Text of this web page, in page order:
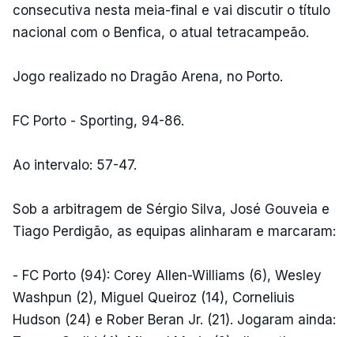
consecutiva nesta meia-final e vai discutir o título
nacional com o Benfica, o atual tetracampeão.
Jogo realizado no Dragão Arena, no Porto.
FC Porto - Sporting, 94-86.
Ao intervalo: 57-47.
Sob a arbitragem de Sérgio Silva, José Gouveia e
Tiago Perdigão, as equipas alinharam e marcaram:
- FC Porto (94): Corey Allen-Williams (6), Wesley
Washpun (2), Miguel Queiroz (14), Corneliuis
Hudson (24) e Rober Beran Jr. (21). Jogaram ainda: